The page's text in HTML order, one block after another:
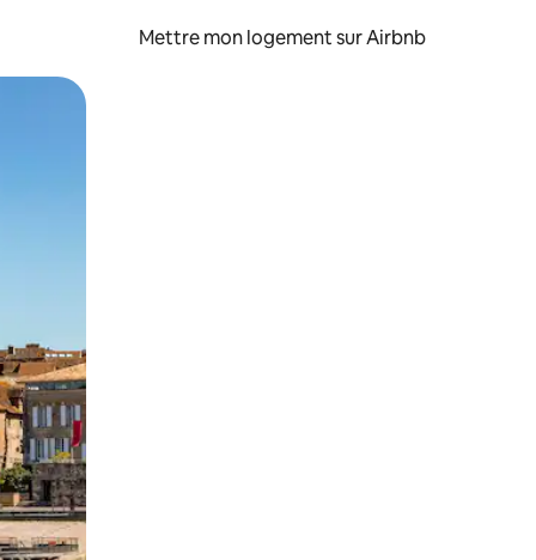
Mettre mon logement sur Airbnb
glisser.